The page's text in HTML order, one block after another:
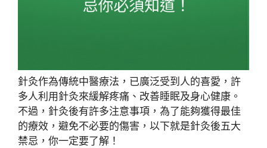
針灸作為傳統中醫療法，已廣泛受到人的喜愛，許
多人利用針灸來緩解疼痛、改善睡眠及身心健康。
不過，針灸後有許多注意事項，為了能夠獲得最佳
的療效，避免不必要的傷害，以下就是針灸後五大
禁忌，你一定要了解！